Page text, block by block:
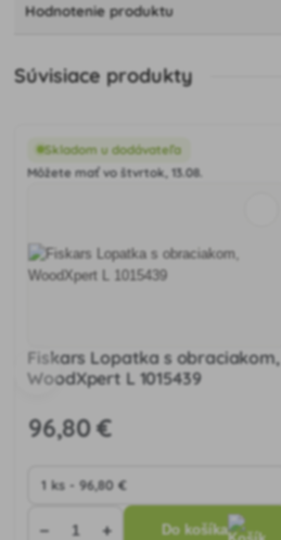
Hodnotenie produktu
Súvisiace produkty
Skladom u dodávateľa
Môžete mať vo štvrtok, 13.08.
Fiskars Lopatka s obraciakom,
WoodXpert L 1015439
96,80 €
− + Do košíka